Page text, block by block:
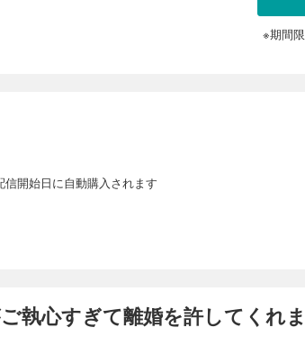
※期間
開始日に自動購入されます
執心すぎて離婚を許してくれ